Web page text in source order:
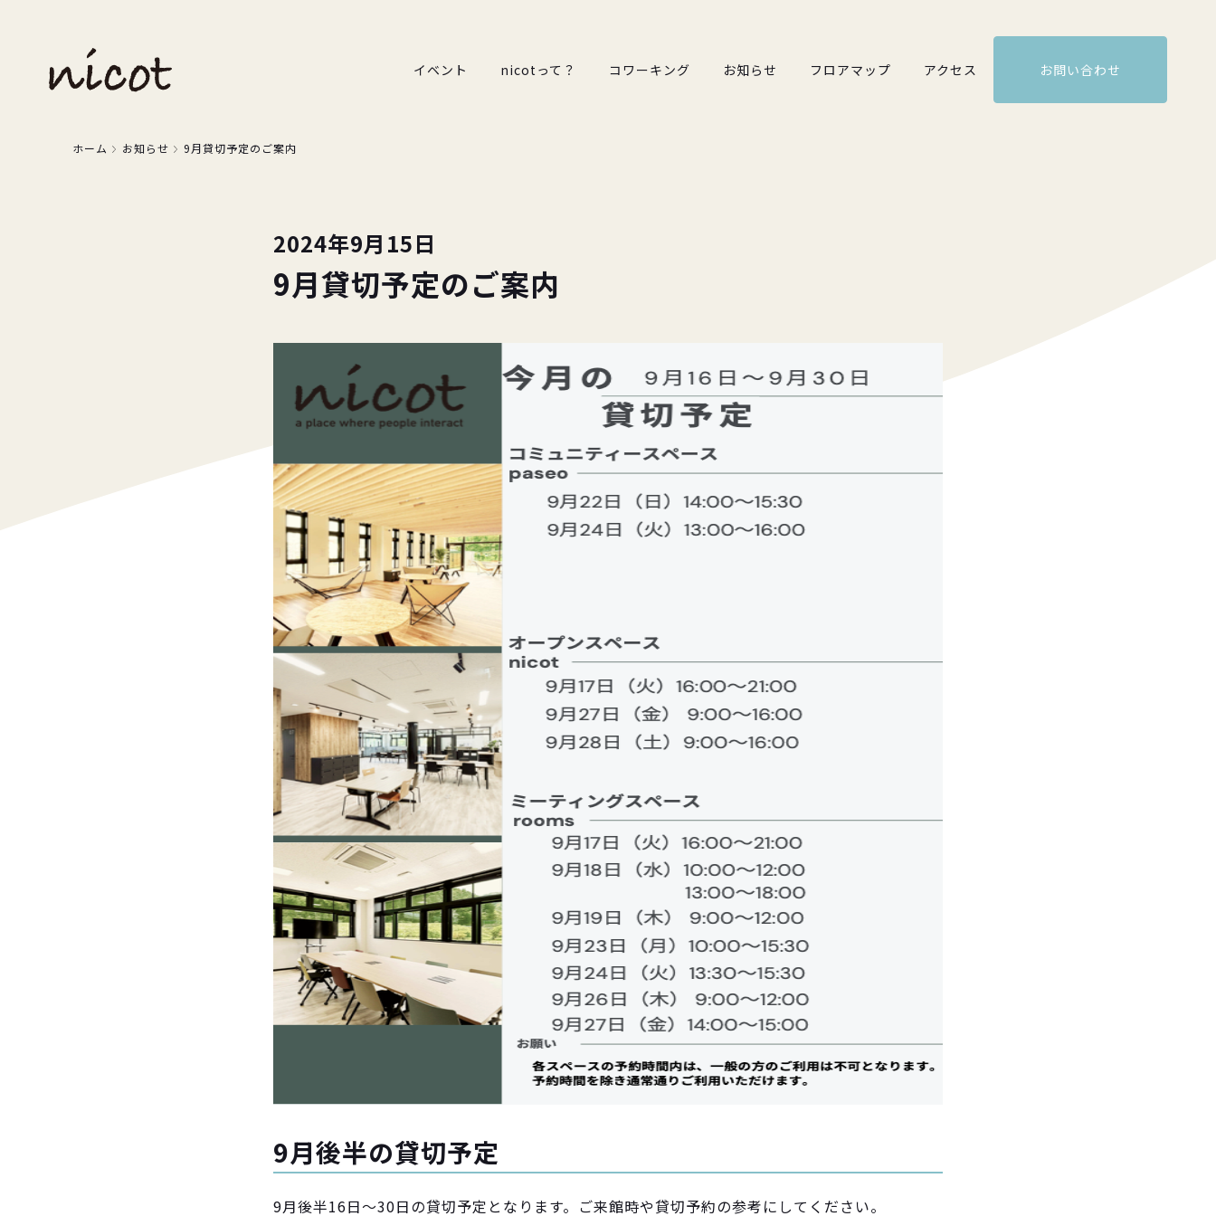
イベント nicotって？ コワーキング お知らせ フロアマップ アクセス お問い合わせ
ホーム お知らせ 9月貸切予定のご案内
2024年9月15日
9月貸切予定のご案内
9月後半の貸切予定
9月後半16日〜30日の貸切予定となります。ご来館時や貸切予約の参考にしてください。